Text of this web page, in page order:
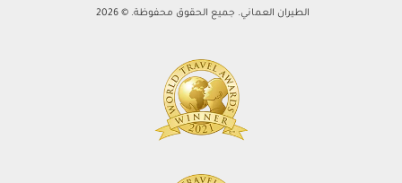
الطيران العماني. جميع الحقوق محفوظة. © 2026